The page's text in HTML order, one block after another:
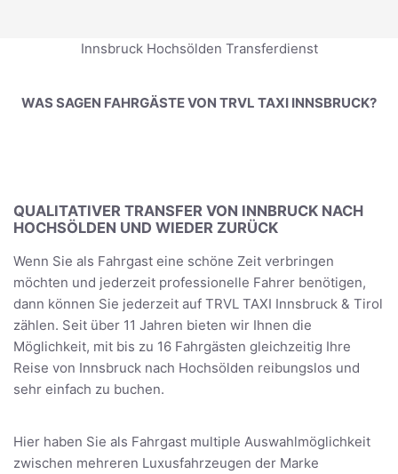
Innsbruck Hochsölden Transferdienst
WAS SAGEN FAHRGÄSTE VON TRVL TAXI INNSBRUCK?
QUALITATIVER TRANSFER VON INNBRUCK NACH
HOCHSÖLDEN UND WIEDER ZURÜCK
Wenn Sie als Fahrgast eine schöne Zeit verbringen
möchten und jederzeit professionelle Fahrer benötigen,
dann können Sie jederzeit auf TRVL TAXI Innsbruck & Tirol
zählen. Seit über 11 Jahren bieten wir Ihnen die
Möglichkeit, mit bis zu 16 Fahrgästen gleichzeitig Ihre
Reise von Innsbruck nach Hochsölden reibungslos und
sehr einfach zu buchen.
Hier haben Sie als Fahrgast multiple Auswahlmöglichkeit
zwischen mehreren Luxusfahrzeugen der Marke